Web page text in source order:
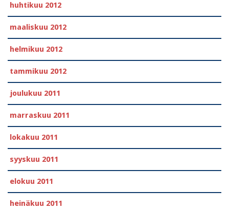
huhtikuu 2012
maaliskuu 2012
helmikuu 2012
tammikuu 2012
joulukuu 2011
marraskuu 2011
lokakuu 2011
syyskuu 2011
elokuu 2011
heinäkuu 2011